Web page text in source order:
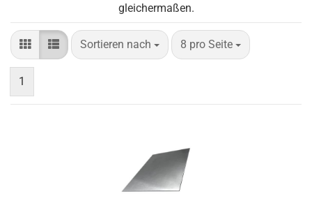
gleichermaßen.
Sortieren nach
Sortieren nach 8 pro Seite
pro Seite
1